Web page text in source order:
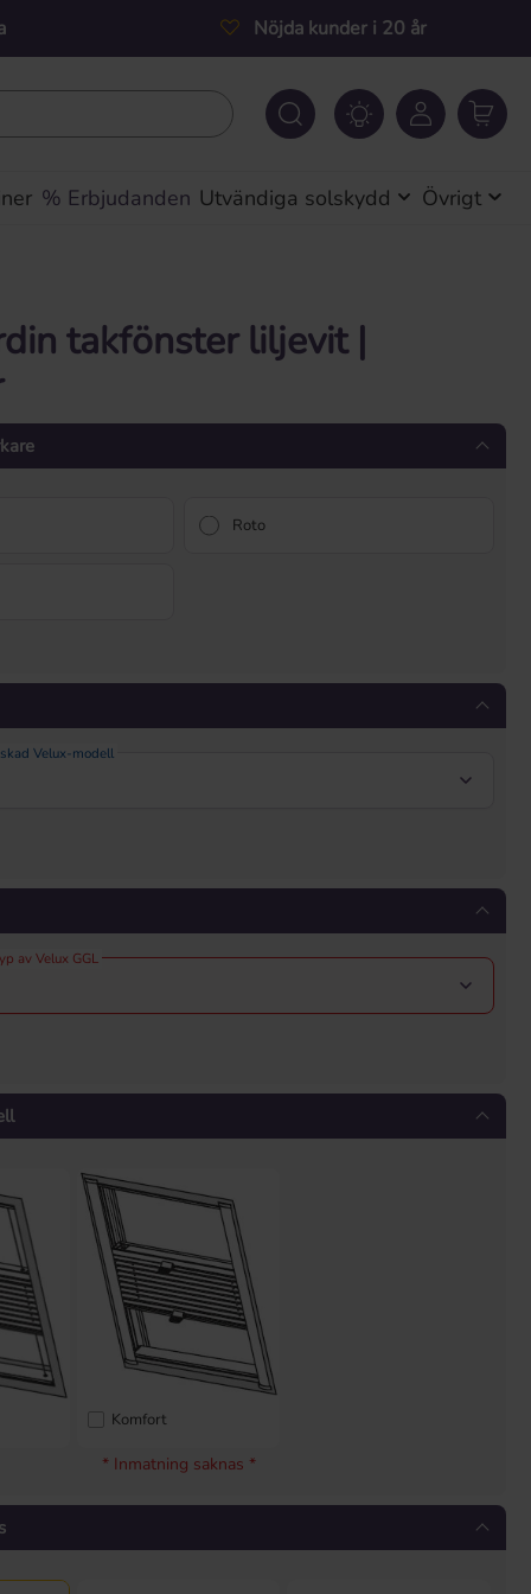
Nöjda kunder i 20 år
% Erbjudanden Utvändiga solskydd Övrigt
takfönster liljevit |
Roto
Velux-modell
av Velux GGL
Komfort
* Inmatning saknas *